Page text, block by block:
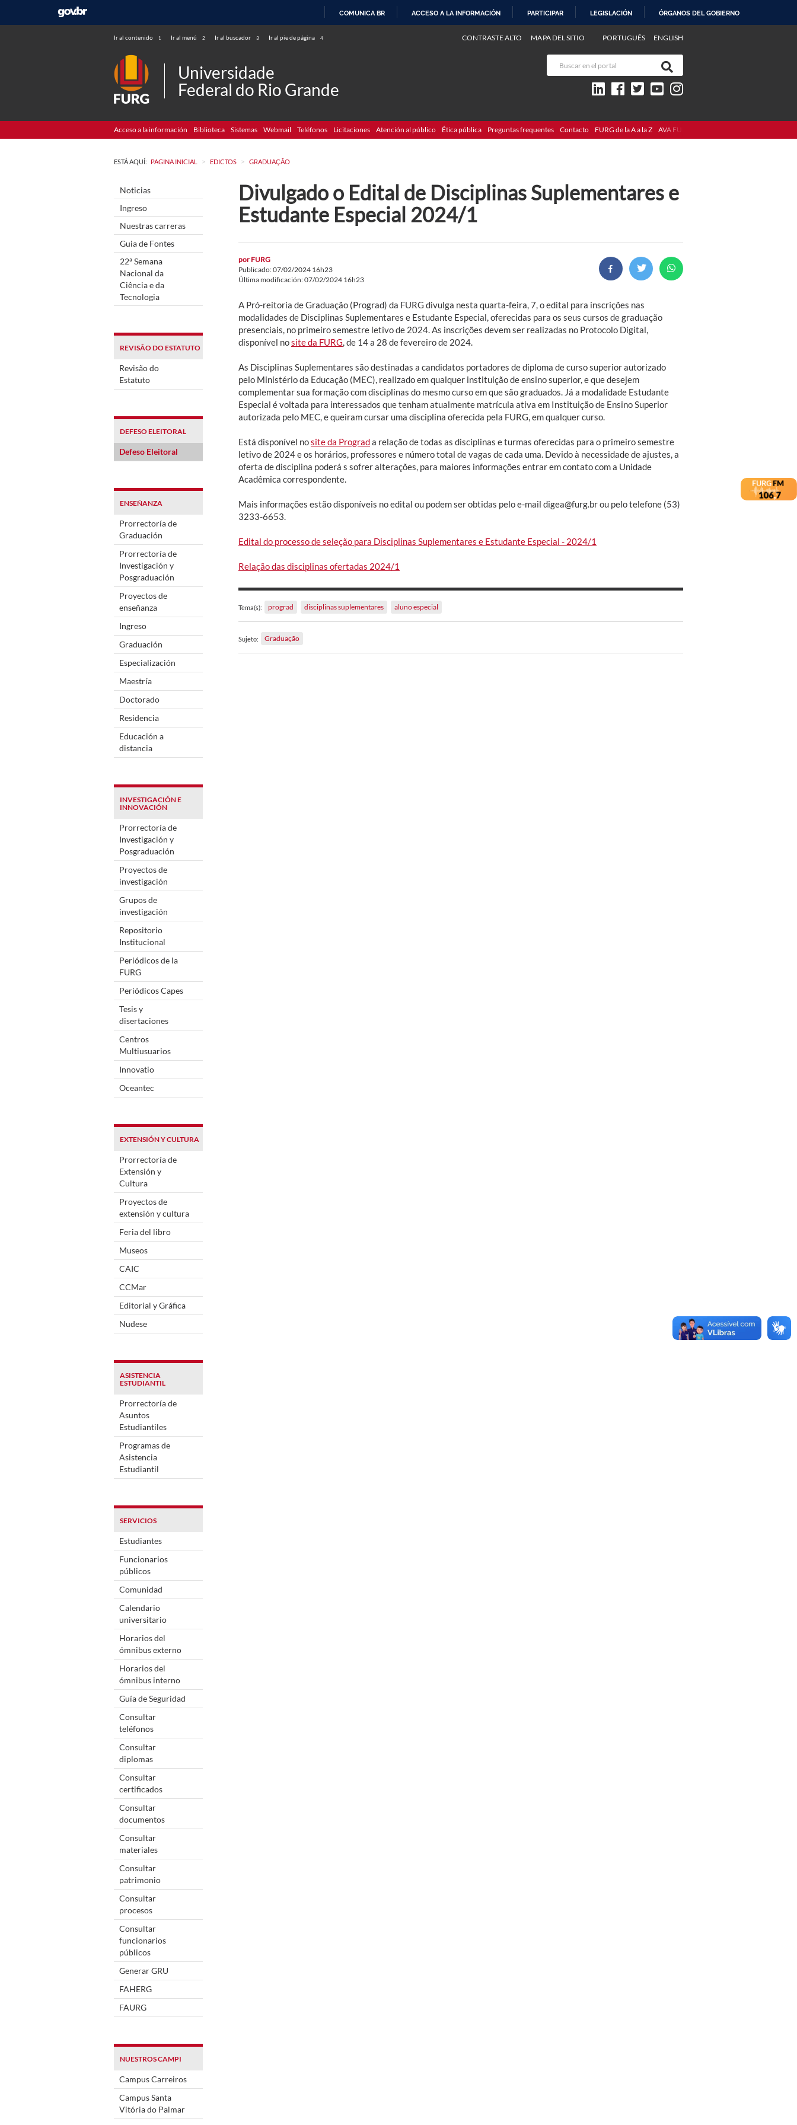
COMUNICA BR ACCESO A LA INFORMACIÓN PARTICIPAR LEGISLACIÓN ÓRGANOS DEL GOBIERNO
Ir al contenido 1 Ir al menú 2 Ir al buscador 3 Ir al pie de página 4 PORTUGUÊS ENGLISH
CONTRASTE ALTO MAPA DEL SITIO
Universidade
Federal do Rio Grande
Acceso a la información Biblioteca Sistemas Webmail Teléfonos Licitaciones Atención al público Ética pública Preguntas frequentes Contacto FURG de la A a la Z AVA FURG
ESTÁ AQUÍ: PAGINA INICIAL > EDICTOS > GRADUAÇÃO
Noticias
Ingreso
Nuestras carreras
Guia de Fontes
22ª Semana
Nacional da
Ciência e da
Tecnologia
REVISÃO DO ESTATUTO
Revisão do
Estatuto
DEFESO ELEITORAL
Defeso Eleitoral
ENSEÑANZA
Prorrectoría de
Graduación
Prorrectoría de
Investigación y
Posgraduación
Proyectos de
enseñanza
Ingreso
Graduación
Especialización
Maestría
Doctorado
Residencia
Educación a
distancia
INVESTIGACIÓN E
INNOVACIÓN
Prorrectoría de
Investigación y
Posgraduación
Proyectos de
investigación
Grupos de
investigación
Repositorio
Institucional
Periódicos de la
FURG
Periódicos Capes
Tesis y
disertaciones
Centros
Multiusuarios
Innovatio
Oceantec
EXTENSIÓN Y CULTURA
Prorrectoría de
Extensión y
Cultura
Proyectos de
extensión y cultura
Feria del libro
Museos
CAIC
CCMar
Editorial y Gráfica
Nudese
ASISTENCIA
ESTUDIANTIL
Prorrectoría de
Asuntos
Estudiantiles
Programas de
Asistencia
Estudiantil
SERVICIOS
Estudiantes
Funcionarios
públicos
Comunidad
Calendario
universitario
Horarios del
ómnibus externo
Horarios del
ómnibus interno
Guía de Seguridad
Consultar
teléfonos
Consultar
diplomas
Consultar
certificados
Consultar
documentos
Consultar
materiales
Consultar
patrimonio
Consultar
procesos
Consultar
funcionarios
públicos
Generar GRU
FAHERG
FAURG
NUESTROS CAMPI
Campus Carreiros
Campus Santa
Vitória do Palmar
Divulgado o Edital de Disciplinas Suplementares e
Estudante Especial 2024/1
por FURG
Publicado: 07/02/2024 16h23
Última modificación: 07/02/2024 16h23
A Pró-reitoria de Graduação (Prograd) da FURG divulga nesta quarta-feira, 7, o edital para inscrições nas
modalidades de Disciplinas Suplementares e Estudante Especial, oferecidas para os seus cursos de graduação
presenciais, no primeiro semestre letivo de 2024. As inscrições devem ser realizadas no Protocolo Digital,
disponível nosite da FURG , de 14 a 28 de fevereiro de 2024.
As Disciplinas Suplementares são destinadas a candidatos portadores de diploma de curso superior autorizado
pelo Ministério da Educação (MEC), realizado em qualquer instituição de ensino superior, e que desejem
complementar sua formação com disciplinas do mesmo curso em que são graduados. Já a modalidade Estudante
Especial é voltada para interessados que tenham atualmente matrícula ativa em Instituição de Ensino Superior
autorizada pelo MEC, e queiram cursar uma disciplina oferecida pela FURG, em qualquer curso.
Está disponível nosite da Prograda relação de todas as disciplinas e turmas oferecidas para o primeiro semestre
letivo de 2024 e os horários, professores e número total de vagas de cada uma. Devido à necessidade de ajustes, a
oferta de disciplina poderá s sofrer alterações, para maiores informações entrar em contato com a Unidade
Acadêmica correspondente.
Mais informações estão disponíveis no edital ou podem ser obtidas pelo e-mail digea@furg.br ou pelo telefone (53)
3233-6653.
Edital do processo de seleção para Disciplinas Suplementares e Estudante Especial - 2024/1
Relação das disciplinas ofertadas 2024/1
Tema(s): prograd disciplinas suplementares aluno especial
Sujeto: Graduação